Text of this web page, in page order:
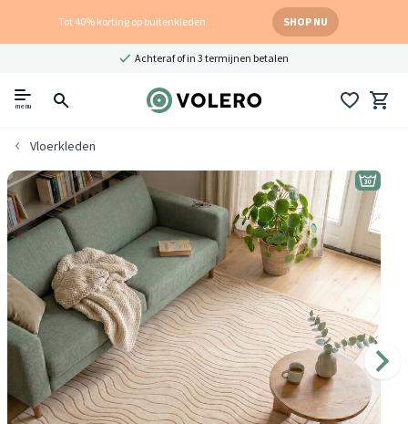
Tot 40% korting op buitenkleden SHOP NU
Achteraf of in 3 termijnen betalen
menu
Vloerkleden